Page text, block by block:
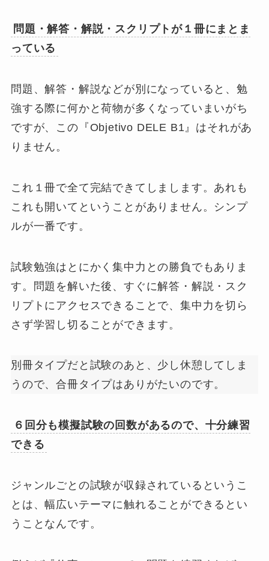
問題・解答・解説・スクリプトが１冊にまとま
っている
問題、解答・解説などが別になっていると、勉
強する際に何かと荷物が多くなっていまいがち
ですが、この『Objetivo DELE B1』はそれがあ
りません。
これ１冊で全て完結できてしまします。あれも
これも開いてということがありません。シンプ
ルが一番です。
試験勉強はとにかく集中力との勝負でもありま
す。問題を解いた後、すぐに解答・解説・スク
リプトにアクセスできることで、集中力を切ら
さず学習し切ることができます。
別冊タイプだと試験のあと、少し休憩してしま
うので、合冊タイプはありがたいのです。
６回分も模擬試験の回数があるので、十分練習
できる
ジャンルごとの試験が収録されているというこ
とは、幅広いテーマに触れることができるとい
うことなんです。